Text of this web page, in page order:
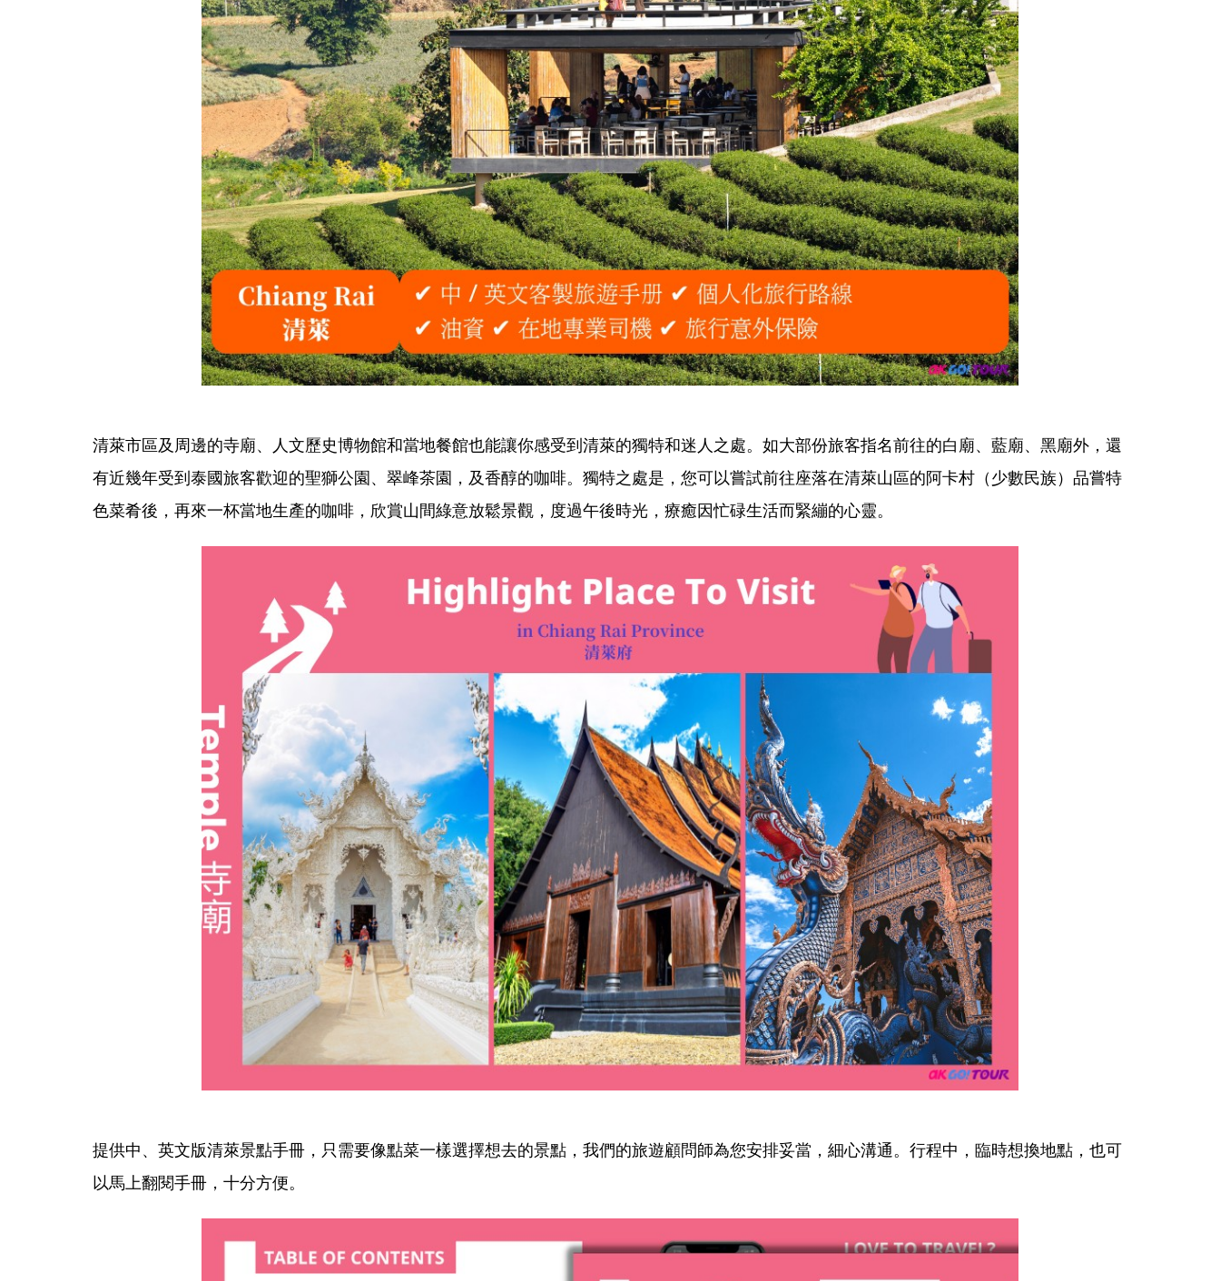
清萊市區及周邊的寺廟、人文歷史博物館和當地餐館也能讓你感受到清萊的獨特和迷人之處。如大部份旅客指名前往的白廟、藍廟、黑廟外，還
有近幾年受到泰國旅客歡迎的聖獅公園、翠峰茶園，及香醇的咖啡。獨特之處是，您可以嘗試前往座落在清萊山區的阿卡村（少數民族）品嘗特
色菜肴後，再來一杯當地生產的咖啡，欣賞山間綠意放鬆景觀，度過午後時光，療癒因忙碌生活而緊繃的心靈。
提供中、英文版清萊景點手冊，只需要像點菜一樣選擇想去的景點，我們的旅遊顧問師為您安排妥當，細心溝通。行程中，臨時想換地點，也可
以馬上翻閱手冊，十分方便。